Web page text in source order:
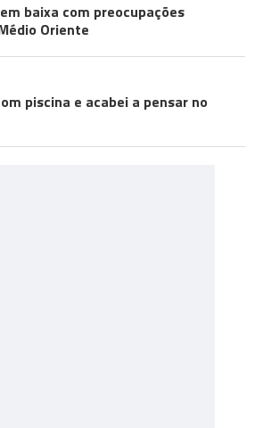
baixa com preocupações
Oriente
piscina e acabei a pensar no